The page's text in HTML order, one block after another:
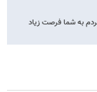
مردم به شما فرصت زیاد